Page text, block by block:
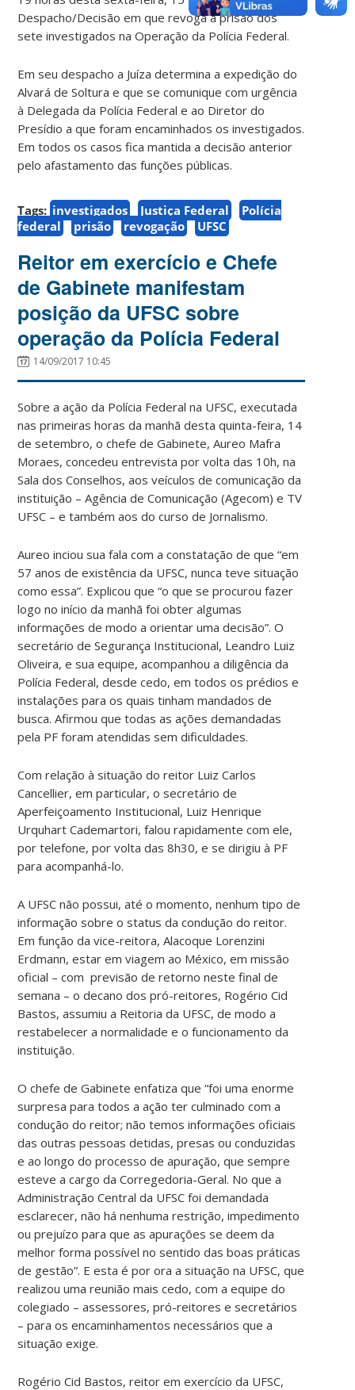
Despacho/Decisão em que revoga a prisão dos
sete investigados na Operação da Polícia Federal.
Em seu despacho a Juíza determina a expedição do
Alvará de Soltura e que se comunique com urgência
à Delegada da Polícia Federal e ao Diretor do
Presídio a que foram encaminhados os investigados.
Em todos os casos fica mantida a decisão anterior
pelo afastamento das funções públicas.
Tags: investigados Justiça Federal
Polícia
federal
prisão revogação UFSC
Reitor em exercício e Chefe
de Gabinete manifestam
posição da UFSC sobre
operação da Polícia Federal
14/09/2017 10:45
Sobre a ação da Polícia Federal na UFSC, executada
nas primeiras horas da manhã desta quinta-feira, 14
de setembro, o chefe de Gabinete, Aureo Mafra
Moraes, concedeu entrevista por volta das 10h, na
Sala dos Conselhos, aos veículos de comunicação da
instituição – Agência de Comunicação (Agecom) e TV
UFSC – e também aos do curso de Jornalismo.
Aureo inciou sua fala com a constatação de que “em
57 anos de existência da UFSC, nunca teve situação
como essa”. Explicou que “o que se procurou fazer
logo no início da manhã foi obter algumas
informações de modo a orientar uma decisão”. O
secretário de Segurança Institucional, Leandro Luiz
Oliveira, e sua equipe, acompanhou a diligência da
Polícia Federal, desde cedo, em todos os prédios e
instalações para os quais tinham mandados de
busca. Afirmou que todas as ações demandadas
pela PF foram atendidas sem dificuldades.
Com relação à situação do reitor Luiz Carlos
Cancellier, em particular, o secretário de
Aperfeiçoamento Institucional, Luiz Henrique
Urquhart Cademartori, falou rapidamente com ele,
por telefone, por volta das 8h30, e se dirigiu à PF
para acompanhá-lo.
A UFSC não possui, até o momento, nenhum tipo de
informação sobre o status da condução do reitor.
Em função da vice-reitora, Alacoque Lorenzini
Erdmann, estar em viagem ao México, em missão
oficial – com previsão de retorno neste final de
semana – o decano dos pró-reitores, Rogério Cid
Bastos, assumiu a Reitoria da UFSC, de modo a
restabelecer a normalidade e o funcionamento da
instituição.
O chefe de Gabinete enfatiza que “foi uma enorme
surpresa para todos a ação ter culminado com a
condução do reitor; não temos informações oficiais
das outras pessoas detidas, presas ou conduzidas
e ao longo do processo de apuração, que sempre
esteve a cargo da Corregedoria-Geral. No que a
Administração Central da UFSC foi demandada
esclarecer, não há nenhuma restrição, impedimento
ou prejuízo para que as apurações se deem da
melhor forma possível no sentido das boas práticas
de gestão”. E esta é por ora a situação na UFSC, que
realizou uma reunião mais cedo, com a equipe do
colegiado – assessores, pró-reitores e secretários
– para os encaminhamentos necessários que a
situação exige.
Rogério Cid Bastos, reitor em exercício da UFSC,